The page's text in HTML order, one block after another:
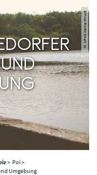
© NPHS Hanna Struve
> Poi >
Umgebung